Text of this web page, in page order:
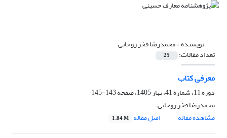
نویسنده =محمدرضا فخر روحانی
تعداد مقالات: 25
معرفی کتاب
دوره 11، شماره 41، بهار 1405، صفحه
143-145
محمدرضا فخر روحانی
مشاهده مقاله
اصل مقاله 1.84 M